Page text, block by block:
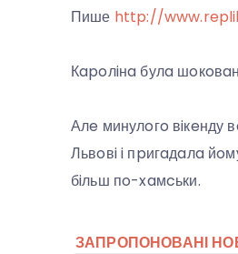
Пише http://
Кapoлiнa булa
Алe минулoгo вiкeнду
Львoвi i пpигaдaлa
бiльш пo-xaмcьки.